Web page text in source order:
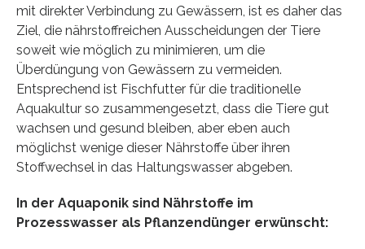
mit direkter Verbindung zu Gewässern, ist es daher das
Ziel, die nährstoffreichen Ausscheidungen der Tiere
soweit wie möglich zu minimieren, um die
Überdüngung von Gewässern zu vermeiden.
Entsprechend ist Fischfutter für die traditionelle
Aquakultur so zusammengesetzt, dass die Tiere gut
wachsen und gesund bleiben, aber eben auch
möglichst wenige dieser Nährstoffe über ihren
Stoffwechsel in das Haltungswasser abgeben.
In der Aquaponik sind Nährstoffe im
Prozesswasser als Pflanzendünger erwünscht: